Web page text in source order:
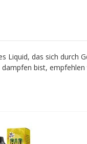
Liquid, das sich durch
bist,